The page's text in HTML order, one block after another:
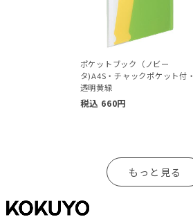
ポケットブック（ノビー
タ)A4S・チャックポケット付・
透明黄緑
税込 660円
もっと見る